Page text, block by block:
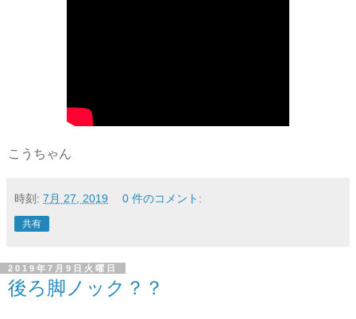
こうちゃん
時刻: 7月 27, 2019 0 件のコメント:
共有
2019年7月9日火曜日
後ろ脚ノック？？